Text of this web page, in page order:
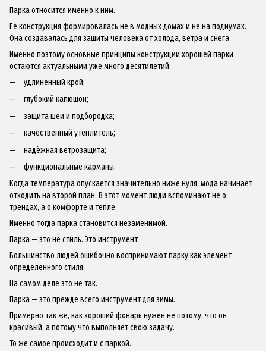
Парка относится именно к ним.
Её конструкция формировалась не в модных домах и не на подиумах.
Она создавалась для защиты человека от холода, ветра и снега.
Именно поэтому основные принципы конструкции хорошей парки
остаются актуальными уже много десятилетий:
удлинённый крой;
глубокий капюшон;
защита шеи и подбородка;
качественный утеплитель;
надёжная ветрозащита;
функциональные карманы.
Когда температура опускается значительно ниже нуля, мода начинает
отходить на второй план. В этот момент люди вспоминают не о
трендах, а о комфорте и тепле.
Именно тогда парка становится незаменимой.
Парка — это не стиль. Это инструмент
Большинство людей ошибочно воспринимают парку как элемент
определённого стиля.
На самом деле это не так.
Парка — это прежде всего инструмент для зимы.
Примерно так же, как хороший фонарь нужен не потому, что он
красивый, а потому что выполняет свою задачу.
То же самое происходит и с паркой.